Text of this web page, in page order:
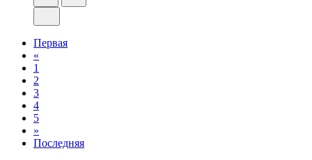
Первая
«
1
2
3
4
5
»
Последняя